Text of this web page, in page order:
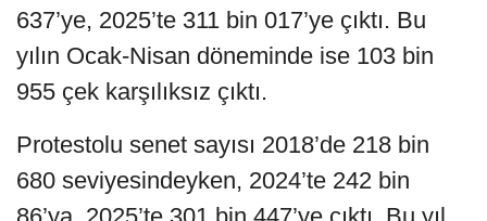
637’ye, 2025’te 311 bin 017’ye çıktı. Bu
yılın Ocak-Nisan döneminde ise 103 bin
955 çek karşılıksız çıktı.
Protestolu senet sayısı 2018’de 218 bin
680 seviyesindeyken, 2024’te 242 bin